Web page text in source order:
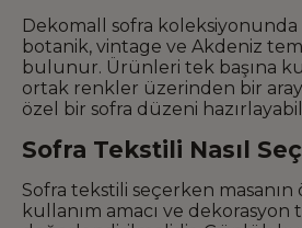
Dekomall sofra koleksiyonunda
botanik, vintage ve Akdeniz
bulunur. Ürünleri tek başına
ortak renkler üzerinden bir
özel bir sofra düzeni
Sofra Tekstili Nasıl
Sofra tekstili seçerken masanın
kullanım amacı ve dekorasyon